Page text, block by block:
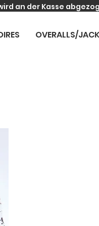
an der Kasse
OVERALLS/